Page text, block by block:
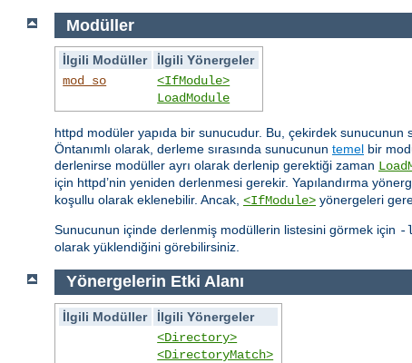
Modüller
İlgili Modüller
İlgili Yönergeler
mod_so
<IfModule>
LoadModule
httpd modüler yapıda bir sunucudur. Bu, çekirdek
Öntanımlı olarak, derleme sırasında sunucunun temel bir
derlenirse modüller ayrı olarak derlenip gerektiği zaman
için httpd’nin yeniden derlenmesi gerekir. Yapılandırma
koşullu olarak eklenebilir. Ancak, <IfModule> yönergeleri
Sunucunun içinde derlenmiş modüllerin listesini görmek için -
olarak yüklendiğini görebilirsiniz.
Yönergelerin Etki Alanı
İlgili Modüller
İlgili Yönergeler
<Directory>
<DirectoryMatch>